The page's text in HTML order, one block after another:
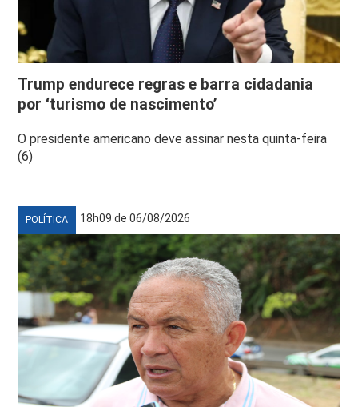
Trump endurece regras e barra cidadania
por ‘turismo de nascimento’
O presidente americano deve assinar nesta quinta-feira
(6)
POLÍTICA 18h09 de 06/08/2026